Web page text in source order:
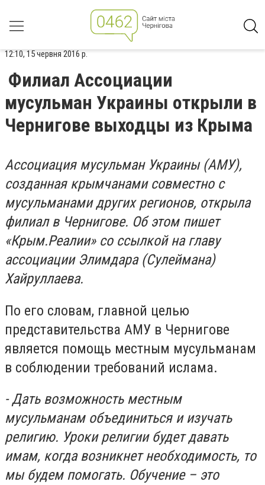
12:10, 15 червня 2016 р.
Филиал Ассоциации
мусульман Украины открыли в
Чернигове выходцы из Крыма
Ассоциация мусульман Украины (АМУ),
созданная крымчанами совместно с
мусульманами других регионов, открыла
филиал в Чернигове. Об этом пишет
«Крым.Реалии» со ссылкой на главу
ассоциации Элимдара (Сулеймана)
Хайруллаева.
По его словам, главной целью
представительства АМУ в Чернигове
является помощь местным мусульманам
в соблюдении требований ислама.
- Дать возможность местным
мусульманам объединиться и изучать
религию. Уроки религии будет давать
имам, когда возникнет необходимость, то
мы будем помогать. Обучение – это